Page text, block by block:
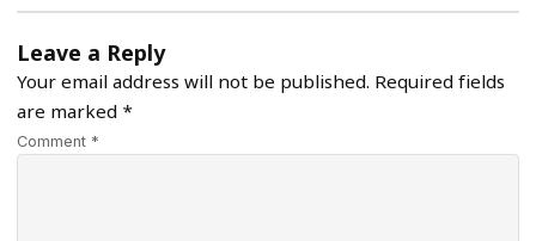
Leave a Reply
Your email address will not be published. Required fields
are marked *
Comment *